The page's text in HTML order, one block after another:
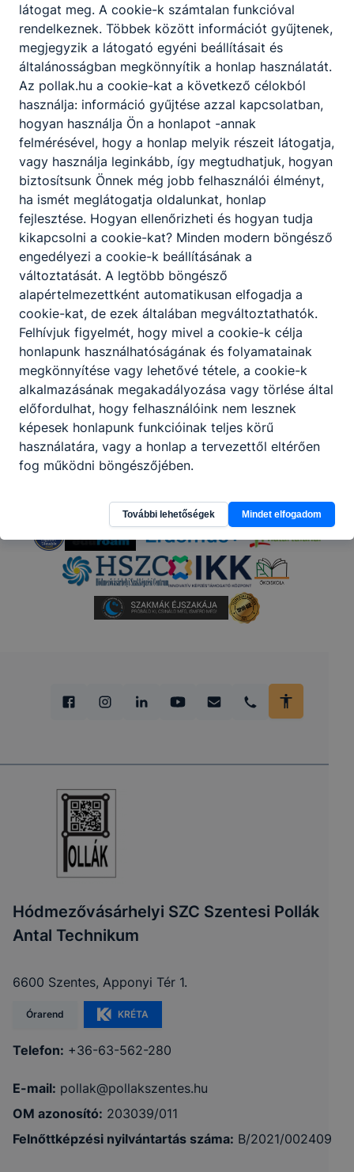
Gólyaavató 2021
1970. január 1. admin
Országos ipari elektronikai verseny
2020. március 6. admin
Partnereink
Hódmezővásárhelyi SZC Szentesi Pollák
Antal Technikum
6600 Szentes, Apponyi Tér 1.
Órarend KRÉTA
Telefon: +36-63-562-280
E-mail: pollak@pollakszentes.hu
OM azonosító: 203039/011
Felnőttképzési nyilvántartás száma: B/2021/002409
látogat meg. A cookie-k számtalan funkcióval
rendelkeznek. Többek között információt gyűjtenek,
megjegyzik a látogató egyéni beállításait és
általánosságban megkönnyítik a honlap használatát.
Az pollak.hu a cookie-kat a következő célokból
használja: információ gyűjtése azzal kapcsolatban,
hogyan használja Ön a honlapot -annak
felmérésével, hogy a honlap melyik részeit látogatja,
vagy használja leginkább, így megtudhatjuk, hogyan
biztosítsunk Önnek még jobb felhasználói élményt,
ha ismét meglátogatja oldalunkat, honlap
fejlesztése. Hogyan ellenőrizheti és hogyan tudja
kikapcsolni a cookie-kat? Minden modern böngésző
engedélyezi a cookie-k beállításának a
változtatását. A legtöbb böngésző
alapértelmezettként automatikusan elfogadja a
cookie-kat, de ezek általában megváltoztathatók.
Felhívjuk figyelmét, hogy mivel a cookie-k célja
honlapunk használhatóságának és folyamatainak
megkönnyítése vagy lehetővé tétele, a cookie-k
alkalmazásának megakadályozása vagy törlése által
előfordulhat, hogy felhasználóink nem lesznek
képesek honlapunk funkcióinak teljes körű
használatára, vagy a honlap a tervezettől eltérően
fog működni böngészőjében.
További lehetőségek Mindet elfogadom